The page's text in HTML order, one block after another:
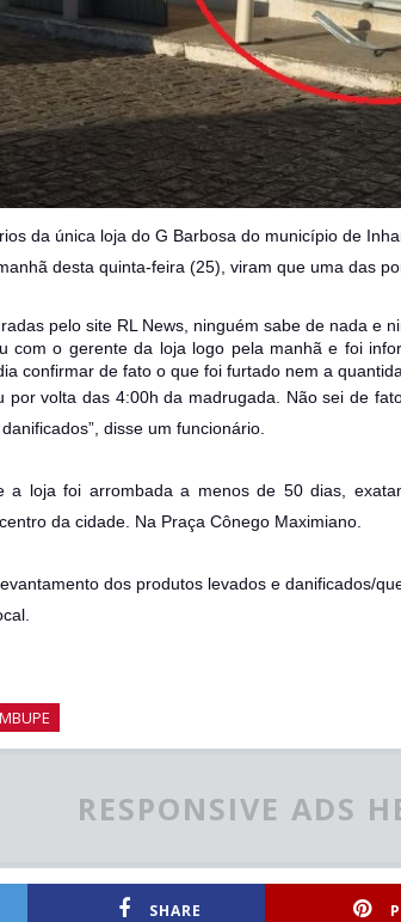
da única loja do G Barbosa do município de
desta quinta-feira (25), viram que uma das
pelo site RL News, ninguém sabe de nada e
com o gerente da loja logo pela manhã e foi
confirmar de fato o que foi furtado nem a
por volta das 4:00h da madrugada. Não sei de
disse um funcionário.
a loja foi arrombada a menos de 50 dias,
da cidade. Na Praça Cônego Maximiano.
dos produtos levados e danificados/
RESPONSIVE ADS
SHARE